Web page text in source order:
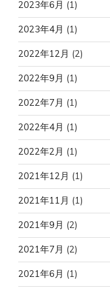
2023年6月 (1)
2023年4月 (1)
2022年12月 (2)
2022年9月 (1)
2022年7月 (1)
2022年4月 (1)
2022年2月 (1)
2021年12月 (1)
2021年11月 (1)
2021年9月 (2)
2021年7月 (2)
2021年6月 (1)